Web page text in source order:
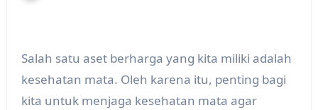
Salah satu aset berharga yang kita miliki adalah
kesehatan mata. Oleh karena itu, penting bagi
kita untuk menjaga kesehatan mata agar